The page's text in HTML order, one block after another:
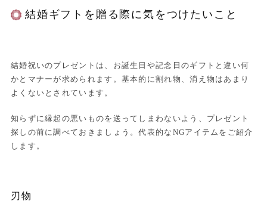
結婚ギフトを贈る際に気をつけたいこと
結婚祝いのプレゼントは、お誕生日や記念日のギフトと違い何
かとマナーが求められます。基本的に割れ物、消え物はあまり
よくないとされています。
知らずに縁起の悪いものを送ってしまわないよう、プレゼント
探しの前に調べておきましょう。代表的なNGアイテムをご紹介
します。
刃物